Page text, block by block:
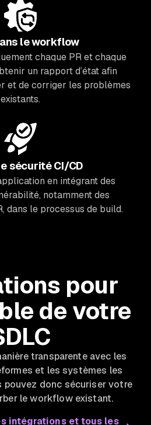
le workflow
chaque PR et chaque
un rapport d’état afin
et de corriger les problèmes
existants.
sécurité CI/CD
en intégrant des
notamment des
dans le processus de build.
pour
de votre
transparente avec les
et les systèmes les
pouvez donc sécuriser votre
le workflow existant.
intégrations et tous les